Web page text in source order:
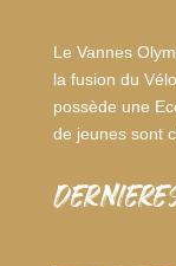
Le Vannes
la fusion du
possède une
de jeunes sont